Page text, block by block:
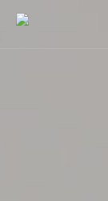
Orcean